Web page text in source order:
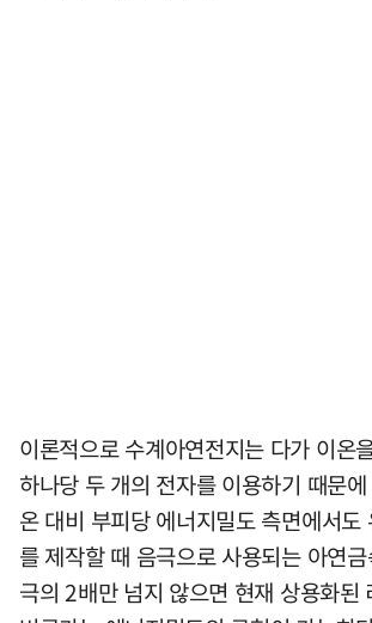
이론적으로 수계아연전지는 다가 이온
하나당 두 개의 전자를 이용하기 때문
온 대비 부피당 에너지밀도 측면에서도
를 제작할 때 음극으로 사용되는 아연
극의 2배만 넘지 않으면 현재 상용화된